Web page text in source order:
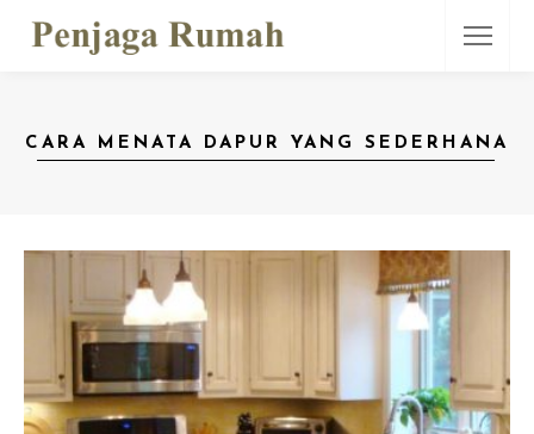
CARA MENATA DAPUR YANG SEDERHANA